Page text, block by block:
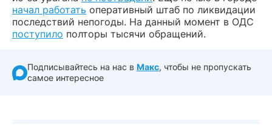
начал работать оперативный штаб по ликвидации
последствий непогоды. На данный момент в ОДС
поступило полторы тысячи обращений.
Подписывайтесь на нас в Макс, чтобы не пропускать
самое интересное